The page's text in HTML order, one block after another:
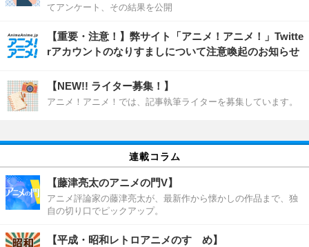
てアンケート、その結果を公開
【重要・注意！】弊サイト「アニメ！アニメ！」Twitte
rアカウントのなりすましについて注意喚起のお知らせ
【NEW!! ライター募集！】
アニメ！アニメ！では、記事執筆ライターを募集しています。
連載コラム
【藤津亮太のアニメの門V】
アニメ評論家の藤津亮太が、最新作から懐かしの作品まで、独
自の切り口でピックアップ。
【平成・昭和レトロアニメのすゝめ】